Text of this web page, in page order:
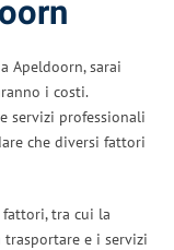
Apeldoorn, sarai
i costi.
servizi professionali
che diversi fattori
tra cui la
e i servizi